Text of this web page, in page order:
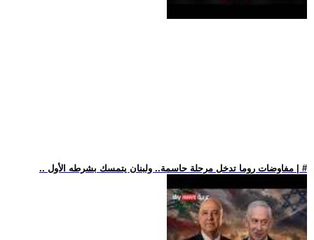
.. مفاوضات روما تدخل مرحلة حاسمة.. ولبنان يتمسك بشرطه الأول | #